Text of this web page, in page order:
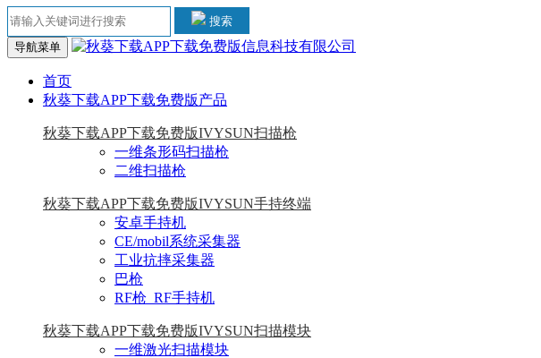
搜索
导航菜单
首页
秋葵下载APP下载免费版产品
秋葵下载APP下载免费版IVYSUN扫描枪
一维条形码扫描枪
二维扫描枪
秋葵下载APP下载免费版IVYSUN手持终端
安卓手持机
CE/mobil系统采集器
工业抗摔采集器
巴枪
RF枪_RF手持机
秋葵下载APP下载免费版IVYSUN扫描模块
一维激光扫描模块